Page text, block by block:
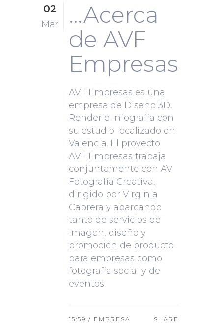
02
Mar
…Acerca
de AVF
Empresas
AVF Empresas es una
empresa de Diseño 3D,
Render e Infografía con
su estudio localizado en
Valencia. El proyecto
AVF Empresas trabaja
conjuntamente con AV
Fotografía Creativa,
dirigido por Virginia
Cabrera y abarcando
tanto de servicios de
imagen, diseño y
promoción de producto
para empresas como
fotografía social y de
eventos.
15:59 / EMPRESA SHARE